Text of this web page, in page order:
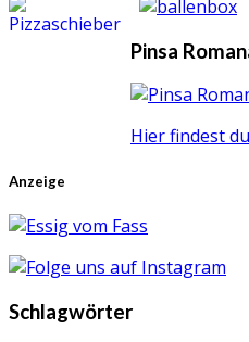
Pinsa
Hier findest
Anzeige
Schlagwörter